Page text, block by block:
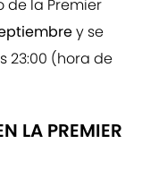
de la Premier
y se
23:00 (hora de
LA PREMIER